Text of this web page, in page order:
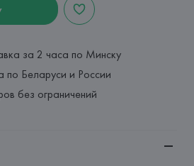
за 2 часа по Минску
по Беларуси и России
без ограничений